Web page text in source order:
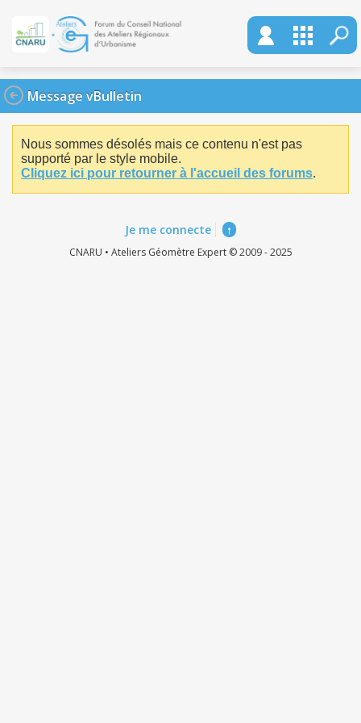
Message vBulletin
Nous sommes désolés mais ce contenu n'est pas
supporté par le style mobile.
Cliquez ici pour retourner à l'accueil des forums.
Je me connecte ↑
CNARU • Ateliers Géomètre Expert © 2009 - 2025